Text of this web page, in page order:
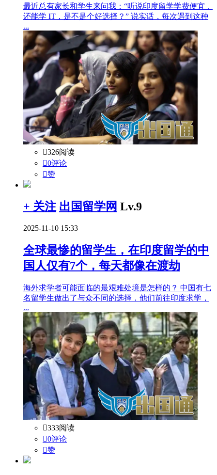
最近总有家长和学生来问我：“听说印度留学学费便宜，
还能学 IT，是不是个好选择？” 说实话，每次遇到这种
...
326阅读
0评论
赞
+ 关注 出国留学网 Lv.9
2025-11-10 15:33
全球最惨的留学生，在印度留学的中
国人仅有7个，每天都像在渡劫
海外求学者可能面临的最艰难处境是怎样的？ 中国有七
名留学生做出了与众不同的选择，他们前往印度求学，
...
333阅读
0评论
赞